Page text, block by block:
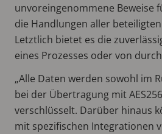
unvoreingenommene Beweise
die Handlungen aller
Letztlich bietet es die
eines Prozesses oder von
„Alle Daten werden sowohl im
bei der Übertragung mit
verschlüsselt. Darüber hinaus
mit spezifischen Integrationen